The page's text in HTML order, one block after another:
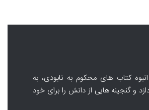
کتاب های محکوم به نابودی، به
و گنجینه هایی از دانش را برای خود